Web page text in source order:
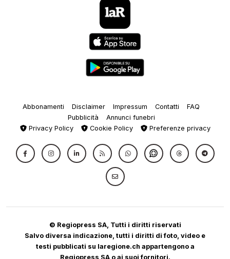
Abbonamenti Disclaimer Impressum Contatti
FAQ
Pubblicità
Annunci funebri
Privacy Policy
Cookie Policy Preferenze privacy
© Regiopress SA, Tutti i diritti riservati
Salvo diversa indicazione, tutti i diritti di foto, video e
testi pubblicati su laregione.ch appartengono a
Regiopress SA o ai suoi fornitori.